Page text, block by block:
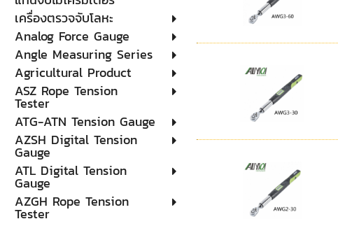
เครื่องตรวจจับโลหะ
Analog Force Gauge
Angle Measuring Series
Agricultural Product
ASZ Rope Tension
Tester
ATG-ATN Tension Gauge
AZSH Digital Tension
Gauge
ATL Digital Tension
Gauge
AZGH Rope Tension
Tester